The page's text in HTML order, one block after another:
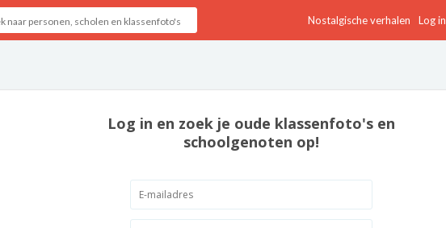
Nostalgische verhalen Log in
Log in en zoek je oude klassenfoto's en
schoolgenoten op!